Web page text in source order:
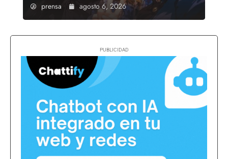
prensa agosto 6, 2026